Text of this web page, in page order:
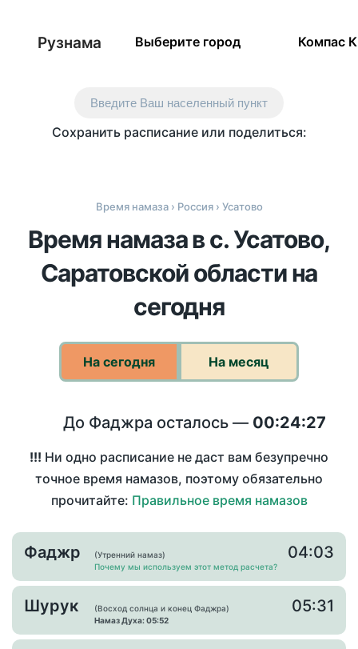
Рузнама Выберите город Компас
Введите Ваш населенный пункт
Сохранить расписание или поделиться:
Время намаза› Россия› Усатово
Время намаза в с. Усатово,
Саратовской области на
сегодня
На сегодня На месяц
До Фаджра осталось — 00:24:27
!!! Ни одно расписание не даст вам безупречно
точное время намазов, поэтому обязательно
прочитайте: Правильное время намазов
Фаджр
(Утренний намаз)
Почему мы используем этот метод расчета?
04:03
Шурук
(Восход солнца и конец Фаджра)
Намаз Духа: 05:52
05:31